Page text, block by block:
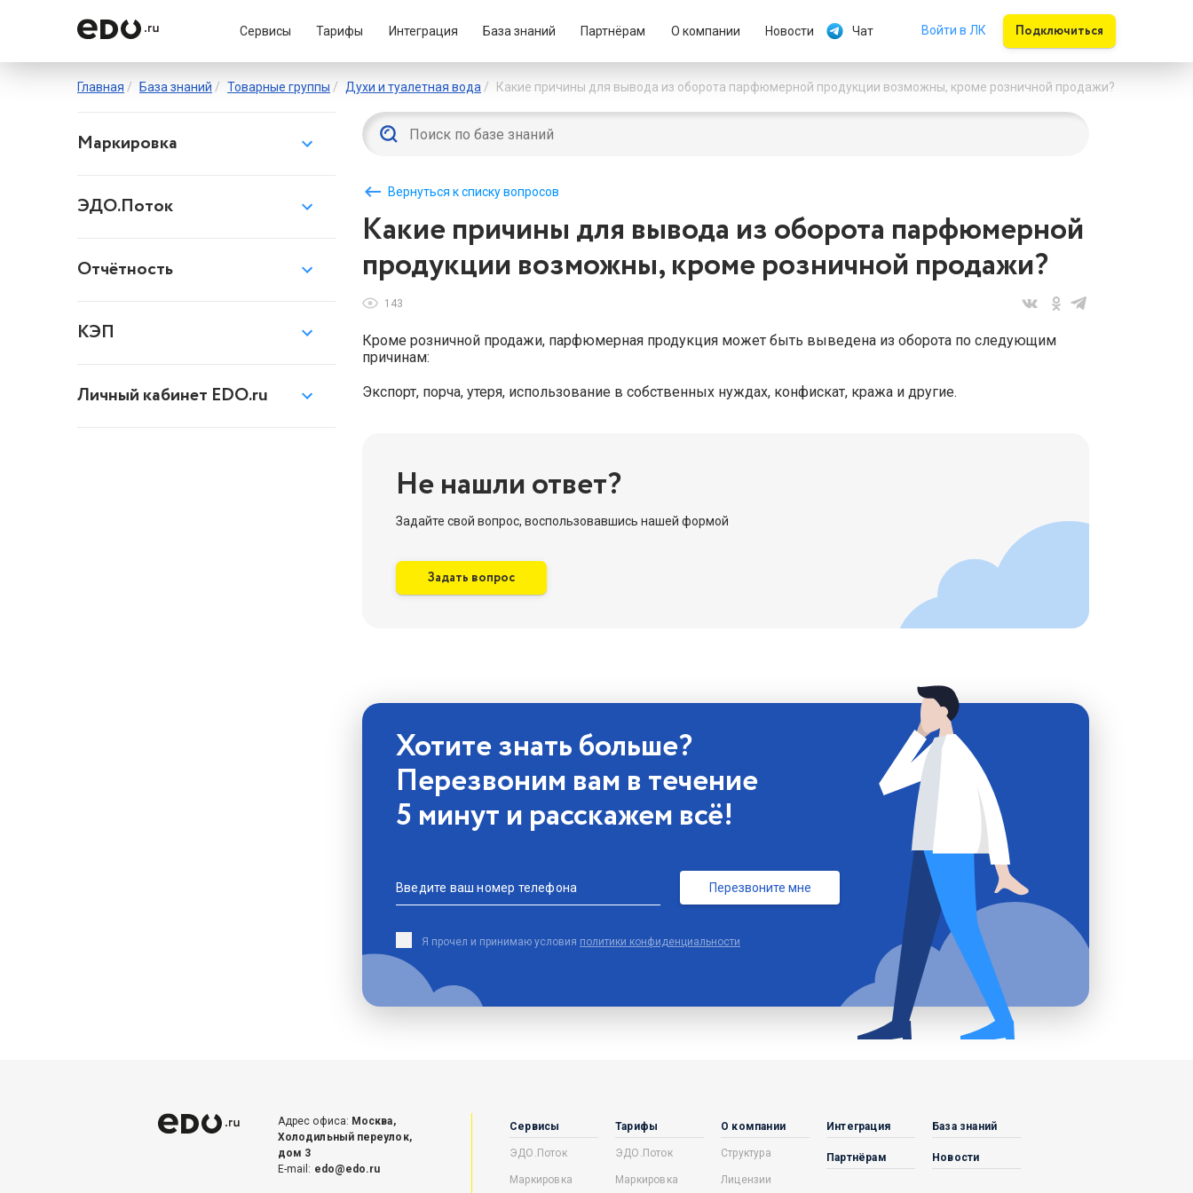
Сервисы Тарифы Интеграция База знаний Партнёрам О компании Новости Чат Войти в ЛК Подключиться
Главная База знаний Товарные группы Духи и туалетная вода Какие причины для вывода из оборота парфюмерной продукции возможны, кроме розничной продажи?
Маркировка
ЭДО.Поток
Отчётность
КЭП
Личный кабинет EDO.ru
keyboard_backspace Вернуться к списку вопросов
Какие причины для вывода из оборота парфюмерной
продукции возможны, кроме розничной продажи?
143
Кроме розничной продажи, парфюмерная продукция может быть выведена из оборота по следующим
причинам:
Экспорт, порча, утеря, использование в собственных нуждах, конфискат, кража и другие.
Не нашли ответ?
Задайте свой вопрос, воспользовавшись нашей формой
Задать вопрос
Хотите знать больше?
Перезвоним вам в течение
5 минут и расскажем всё!
Введите ваш номер телефона Перезвоните мне
Я прочел и принимаю условия политики конфиденциальности
Адрес офиса: Москва,
Холодильный переулок,
дом 3
E-mail: edo@edo.ru
Сервисы
ЭДО.Поток
Маркировка
Тарифы
ЭДО.Поток
Маркировка
Интеграция База знаний
Партнёрам
О компании
Структура
Лицензии
Новости